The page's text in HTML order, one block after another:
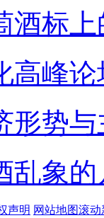
酒标
高峰
形势
乱象
声明 网站地图滚动